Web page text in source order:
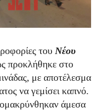
του Νέου
προκλήθηκε στo
με αποτέλεσμα
να γεμίσει καπνό.
άμεσα